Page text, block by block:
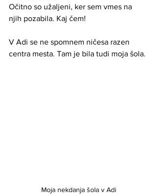
Očitno so užaljeni, ker sem vmes na
njih pozabila. Kaj čem!
V Adi se ne spomnem ničesa razen
centra mesta. Tam je bila tudi moja šola.
Moja nekdanja šola v Adi